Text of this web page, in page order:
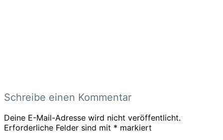
Schreibe einen Kommentar
Deine E-Mail-Adresse wird nicht veröffentlicht.
Erforderliche Felder sind mit * markiert